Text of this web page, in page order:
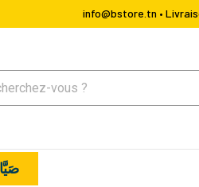
info@bstore.tn •